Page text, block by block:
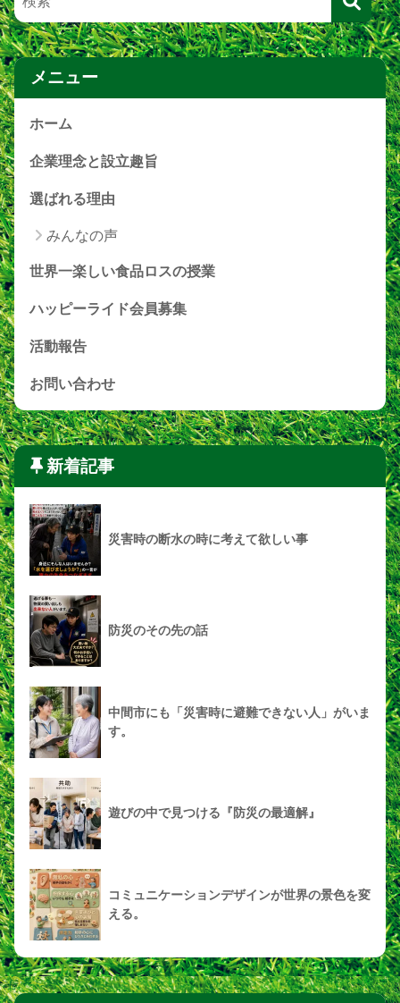
メニュー
ホーム
企業理念と設立趣旨
選ばれる理由
みんなの声
世界一楽しい食品ロスの授業
ハッピーライド会員募集
活動報告
お問い合わせ
新着記事
災害時の断水の時に考えて欲しい事
防災のその先の話
中間市にも「災害時に避難できない人」がいま
す。
遊びの中で見つける『防災の最適解』
コミュニケーションデザインが世界の景色を変
える。